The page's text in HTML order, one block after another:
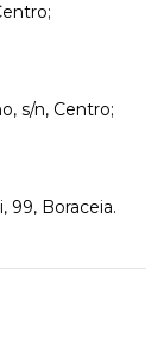
s/n, Centro;
99, Boraceia.